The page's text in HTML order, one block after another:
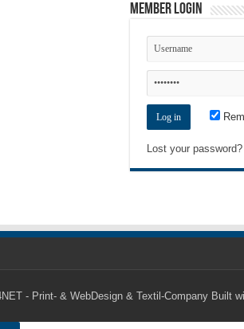
Member Login
Lost your password?
- Print- & WebDesign & Textil-Company Built